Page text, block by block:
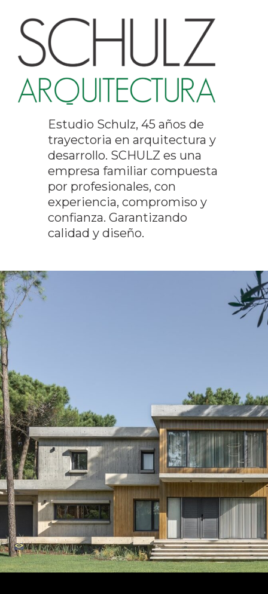
Estudio Schulz, 45 años de
trayectoria en arquitectura y
desarrollo. SCHULZ es una
empresa familiar compuesta
por profesionales, con
experiencia, compromiso y
confianza. Garantizando
calidad y diseño.